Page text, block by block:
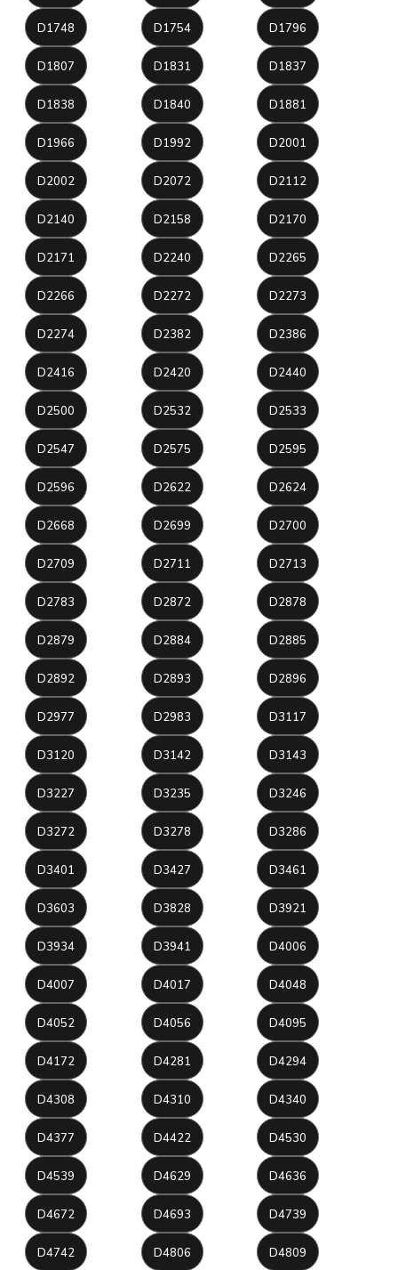
D1748 D1754 D1796
D1807 D1831 D1837
D1838 D1840 D1881
D1966 D1992 D2001
D2002 D2072 D2112
D2140 D2158 D2170
D2171 D2240 D2265
D2266 D2272 D2273
D2274 D2382 D2386
D2416 D2420 D2440
D2500 D2532 D2533
D2547 D2575 D2595
D2596 D2622 D2624
D2668 D2699 D2700
D2709 D2711 D2713
D2783 D2872 D2878
D2879 D2884 D2885
D2892 D2893 D2896
D2977 D2983 D3117
D3120 D3142 D3143
D3227 D3235 D3246
D3272 D3278 D3286
D3401 D3427 D3461
D3603 D3828 D3921
D3934 D3941 D4006
D4007 D4017 D4048
D4052 D4056 D4095
D4172 D4281 D4294
D4308 D4310 D4340
D4377 D4422 D4530
D4539 D4629 D4636
D4672 D4693 D4739
D4742 D4806 D4809